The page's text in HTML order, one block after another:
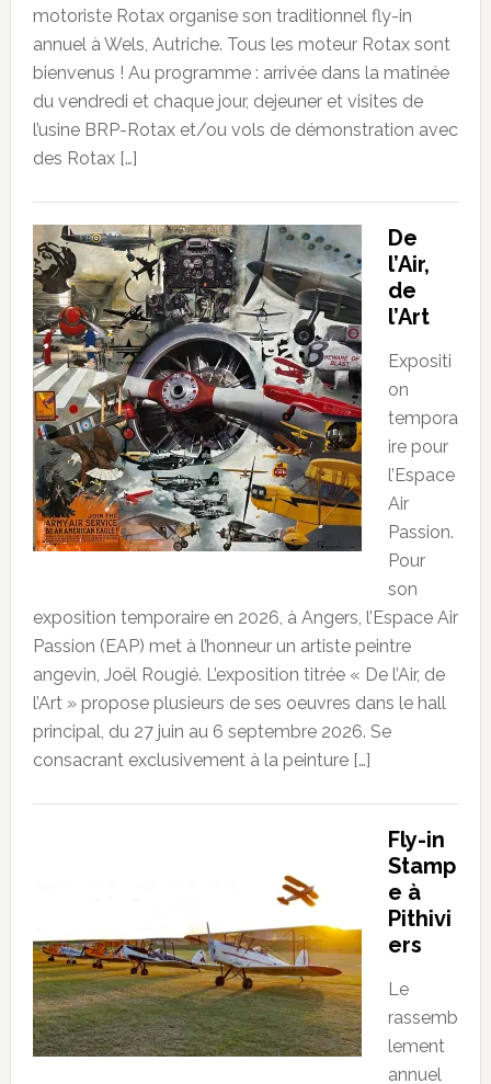
motoriste Rotax organise son traditionnel fly-in
annuel à Wels, Autriche. Tous les moteur Rotax sont
bienvenus ! Au programme : arrivée dans la matinée
du vendredi et chaque jour, dejeuner et visites de
l’usine BRP-Rotax et/ou vols de démonstration avec
des Rotax […]
De
l’Air,
de
l’Art
Expositi
on
tempora
ire pour
l’Espace
Air
Passion.
Pour
son
exposition temporaire en 2026, à Angers, l’Espace Air
Passion (EAP) met à l’honneur un artiste peintre
angevin, Joël Rougié. L’exposition titrée « De l’Air, de
l’Art » propose plusieurs de ses oeuvres dans le hall
principal, du 27 juin au 6 septembre 2026. Se
consacrant exclusivement à la peinture […]
Fly-in
Stamp
e à
Pithivi
ers
Le
rassemb
lement
annuel